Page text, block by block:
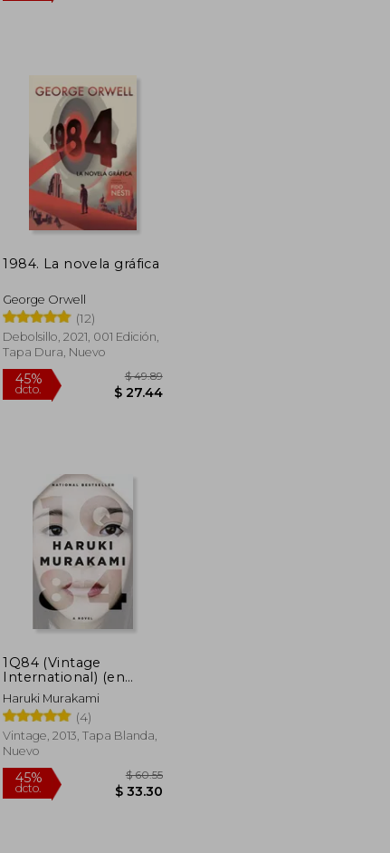
$ 150.49 dcto.
$ 38.31
$ 21.07
1984. La novela gráfica
George Orwell
(12)
Debolsillo, 2021, 001 Edición,
Tapa Dura, Nuevo
45%
1Q84 (Vintage
International) (en
Inglés)
Haruki Murakami
(4)
Vintage, 2013, Tapa Blanda,
Nuevo